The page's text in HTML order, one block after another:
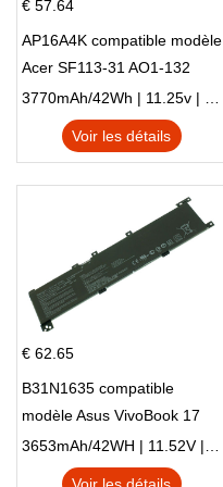
€ 57.64
AP16A4K compatible modèle
Acer SF113-31 AO1-132
NE132
3770mAh/42Wh | 11.25v | Li-ion ...
Voir les détails
€ 62.65
B31N1635 compatible
modèle Asus VivoBook 17
X705NC X705UA X705UV
X705UN X705UD
3653mAh/42WH | 11.52V | Li-ion ...